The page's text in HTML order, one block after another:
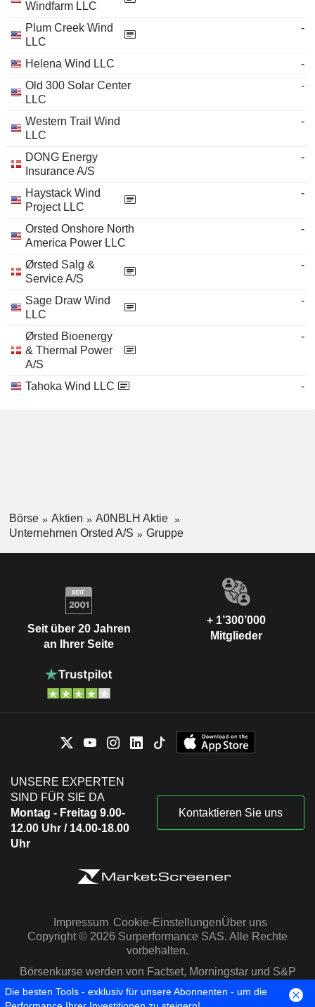
Windfarm LLC
Plum Creek Wind
LLC
-
Helena Wind LLC
-
Old 300 Solar Center
LLC
-
Western Trail Wind
LLC
-
DONG Energy
Insurance A/S
-
Haystack Wind
Project LLC
-
Orsted Onshore North
America Power LLC
-
Ørsted Salg &
Service A/S
-
Sage Draw Wind
LLC
-
Ørsted Bioenergy
& Thermal Power
A/S
-
Tahoka Wind LLC -
Börse Aktien
A0NBLH Aktie
Unternehmen Orsted A/S
Gruppe
Seit über 20 Jahren
an Ihrer Seite
+ 1’300’000
Mitglieder
UNSERE EXPERTEN
SIND FÜR SIE DA
Montag - Freitag 9.00-
12.00 Uhr / 14.00-18.00
Uhr
Kontaktieren Sie uns
Impressum Cookie-EinstellungenÜber uns
Copyright © 2026 Surperformance SAS. Alle Rechte
vorbehalten.
Börsenkurse werden von Factset, Morningstar und S&P
Capital IQ zur Verfügung gestellt
Die besten Tools - exklusiv für unsere Abonnenten - um die